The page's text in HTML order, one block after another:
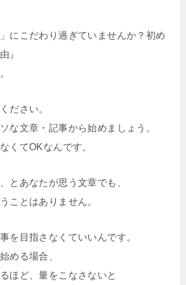
」にこだわり過ぎていませんか？初め
』
ださい。
な文章・記事から始めましょう。
くてOKなんです。
とあなたが思う文章でも、
ことはありません。
を目指さなくていいんです。
める場合、
ほど、量をこなさないと